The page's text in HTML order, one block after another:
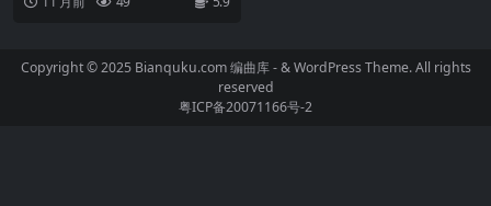
级，您可以精确地塑...
Copyright © 2025 Bianquku.com编曲库- & WordPress Theme. All rights
reserved
粤ICP备20071166号-2